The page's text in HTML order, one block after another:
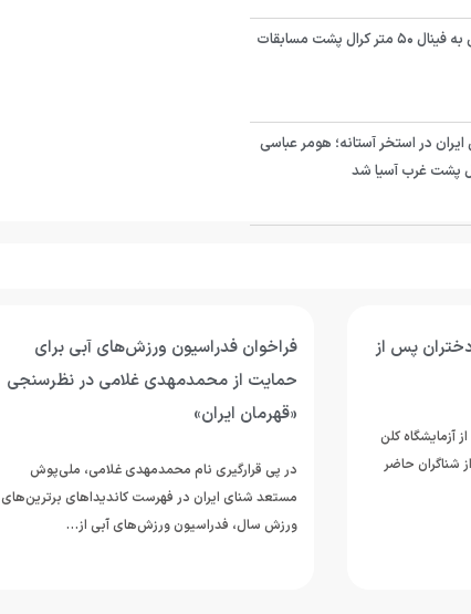
صعود هومر عباسی به فینال ۵۰ متر کرال پشت مسابقات
در استخر آستانه؛ هومر عباسی
پس از
آزمایشگاه کلن
شناگران حاضر
فراخوان فدراسیون ورزش‌های آبی برای
حمایت از محمدمهدی غلامی در نظرسنجی
«قهرمان ایران»
در پی قرارگیری نام محمدمهدی غلامی، ملی‌پوش
مستعد شنای ایران در فهرست کاندیداهای برترین‌های
ورزش سال، فدراسیون ورزش‌های آبی از…